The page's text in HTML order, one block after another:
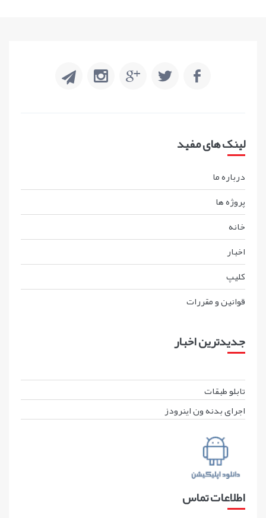
لینک های مفید
درباره ما
پروژه ها
خانه
اخبار
کليپ
قوانين و مقررات
جدیدترین اخبار
تابلو طبقات
اجرای بدنه ون اینرودز
اطلاعات تماس